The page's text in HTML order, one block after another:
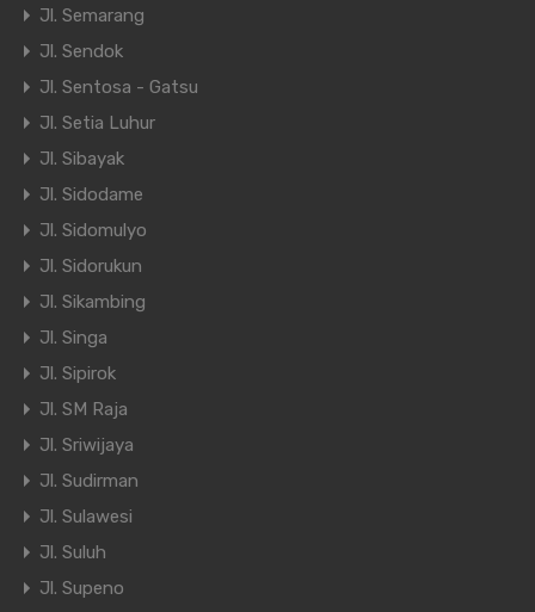
Jl. Semarang
Jl. Sendok
Jl. Sentosa - Gatsu
Jl. Setia Luhur
Jl. Sibayak
Jl. Sidodame
Jl. Sidomulyo
Jl. Sidorukun
Jl. Sikambing
Jl. Singa
Jl. Sipirok
Jl. SM Raja
Jl. Sriwijaya
Jl. Sudirman
Jl. Sulawesi
Jl. Suluh
Jl. Supeno